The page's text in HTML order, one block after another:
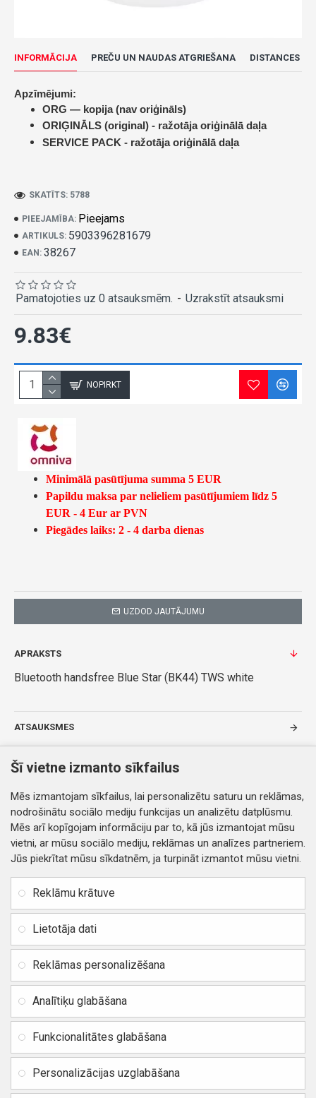
INFORMĀCIJA PREČU UN NAUDAS ATGRIEŠANA DISTANCES
Apzīmējumi:
ORG — kopija (nav oriģināls)
ORIĢINĀLS (original) - ražotāja oriģinālā daļa
SERVICE PACK - ražotāja oriģinālā daļa
PIEEJAMĪBA: Pieejams
ARTIKULS: 5903396281679
EAN: 38267
SKATĪTS: 5788
Pamatojoties uz 0 atsauksmēm. - Uzrakstīt atsauksmi
9.83€
NOPIRKT
Minimālā pasūtījuma summa 5 EUR
Papildu maksa par nelieliem pasūtījumiem līdz 5
EUR - 4 Eur ar PVN
Piegādes laiks: 2 - 4 darba dienas
UZDOD JAUTĀJUMU
APRAKSTS
Bluetooth handsfree Blue Star (BK44) TWS white
ATSAUKSMES
TAGI:
Bluetooth handsfree Blue Star (BK44) TWS white
Kontakti
Distances līgums
Privātuma politika
Preču un naudas atgriešana
Piegādes un apmaksa
Vietnes karte
Rekvizīti
Jur. adrese: Zasulauka iela
Reģ. Nr. 40103717618,
BIC / SWIFT: HABALV22
TEl.: +371 20219155
E-pasts:info@mobipart.eu
Šī vietne izmanto sīkfailus
Mēs izmantojam sīkfailus, lai personalizētu saturu un reklāmas,
nodrošinātu sociālo mediju funkcijas un analizētu datplūsmu.
Mēs arī kopīgojam informāciju par to, kā jūs izmantojat mūsu
vietni, ar mūsu sociālo mediju, reklāmas un analīzes partneriem.
Jūs piekrītat mūsu sīkdatnēm, ja turpināt izmantot mūsu vietni.
Reklāmu krātuve
Lietotāja dati
Reklāmas personalizēšana
Analītiķu glabāšana
Funkcionalitātes glabāšana
Personalizācijas uzglabāšana